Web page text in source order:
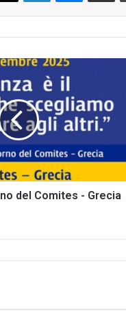
del Comites - Grecia